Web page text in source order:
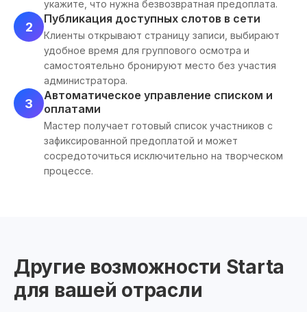
укажите, что нужна безвозвратная предоплата.
2
Публикация доступных слотов в сети
Клиенты открывают страницу записи, выбирают
удобное время для группового осмотра и
самостоятельно бронируют место без участия
администратора.
3
Автоматическое управление списком и
оплатами
Мастер получает готовый список участников с
зафиксированной предоплатой и может
сосредоточиться исключительно на творческом
процессе.
Другие возможности Starta
для вашей отрасли